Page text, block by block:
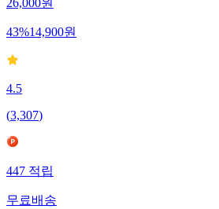
26,000원
43%14,900원
4.5
(3,307)
447적립
무료배송